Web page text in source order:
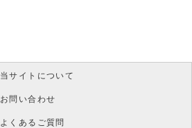
当サイトについて
お問い合わせ
よくあるご質問